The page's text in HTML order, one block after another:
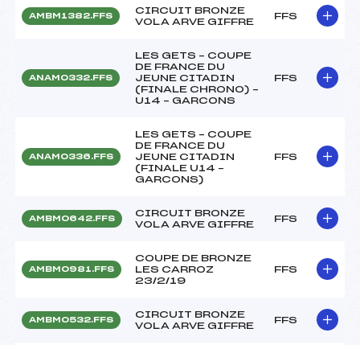
AMBM1382.FFS
CIRCUIT BRONZE
VOLA ARVE GIFFRE
FFS
ANAM0332.FFS
LES GETS – COUPE
DE FRANCE DU
JEUNE CITADIN
(FINALE CHRONO) –
U14 – GARCONS
FFS
ANAM0336.FFS
LES GETS – COUPE
DE FRANCE DU
JEUNE CITADIN
(FINALE U14 –
GARCONS)
FFS
AMBM0642.FFS
CIRCUIT BRONZE
VOLA ARVE GIFFRE
FFS
AMBM0981.FFS
COUPE DE BRONZE
LES CARROZ
23/2/19
FFS
AMBM0532.FFS
CIRCUIT BRONZE
VOLA ARVE GIFFRE
FFS